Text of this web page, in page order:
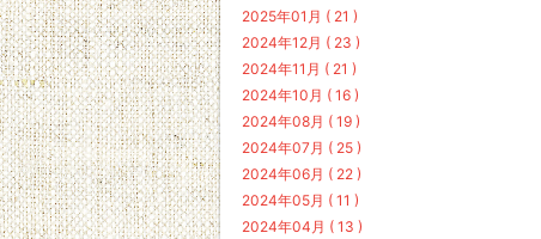
2025年01月 ( 21 )
2024年12月 ( 23 )
2024年11月 ( 21 )
2024年10月 ( 16 )
2024年08月 ( 19 )
2024年07月 ( 25 )
2024年06月 ( 22 )
2024年05月 ( 11 )
2024年04月 ( 13 )